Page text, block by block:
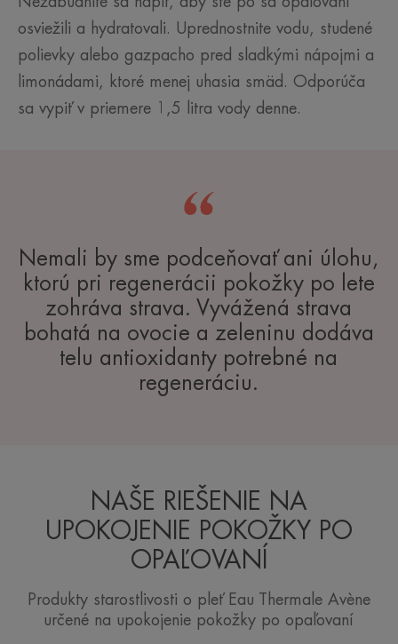
osviežili a hydratovali. Uprednostnite vodu, studené
polievky alebo gazpacho pred sladkými nápojmi a
limonádami, ktoré menej uhasia smäd. Odporúča
sa vypiť v priemere 1,5 litra vody denne.
Nemali by sme podceňovať ani úlohu,
ktorú pri regenerácii pokožky po lete
zohráva strava. Vyvážená strava
bohatá na ovocie a zeleninu dodáva
telu antioxidanty potrebné na
regeneráciu.
NAŠE RIEŠENIE NA
UPOKOJENIE POKOŽKY PO
OPAĽOVANÍ
Produkty starostlivosti o pleť Eau Thermale Avène
určené na upokojenie pokožky po opaľovaní